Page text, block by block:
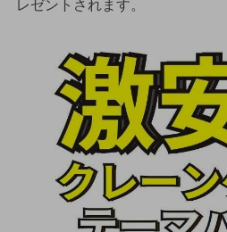
レゼントされます。